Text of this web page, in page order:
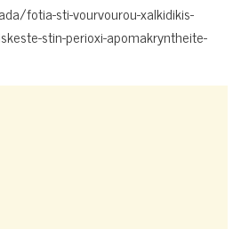
fotia-sti-vourvourou-xalkidikis-
stin-perioxi-apomakryntheite-